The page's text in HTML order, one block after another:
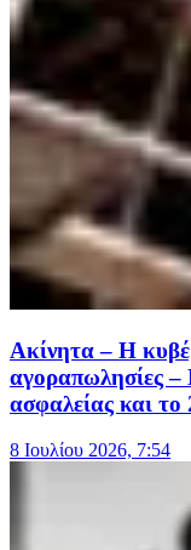
Ακίνητα – Η
αγοραπωλησίες –
ασφαλείας και το
8 Ιουλίου 2026, 7:54